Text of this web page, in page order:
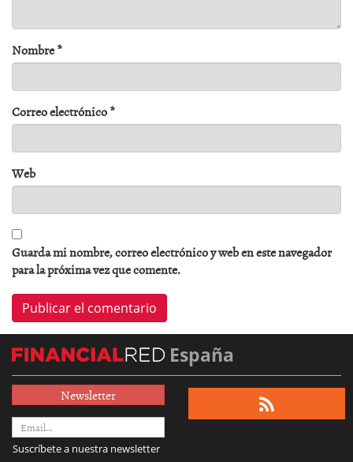
Nombre*
Correo electrónico*
Web
Guarda mi nombre, correo electrónico y web en este navegador
para la próxima vez que comente.
España
Newsletter
Suscríbete a nuestra newsletter